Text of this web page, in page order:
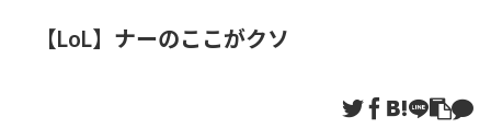
【LoL】ナーのここがクソ